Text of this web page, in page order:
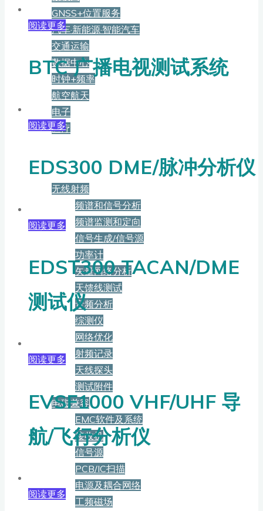
GNSS+位置服务
汽车·新能源·智能汽车
交通运输
数据中心
时钟+频率
航空航天
电子
医疗
产品
无线射频
频谱和信号分析
频谱监测和定向
信号生成/信号源
功率计
矢量网络分析
天馈线测试
音频分析
综测仪
网络优化
射频记录
天线探头
测试附件
电磁兼容
EMC软件及系统
接收机
信号源
PCB/IC扫描
电源及耦合网络
工频磁场
阅读更多
BTC 广播电视测试系统
阅读更多
EDS300 DME/脉冲分析仪
阅读更多
EDST300 TACAN/DME
测试仪
阅读更多
EVSF1000 VHF/UHF 导
航/飞行分析仪
阅读更多